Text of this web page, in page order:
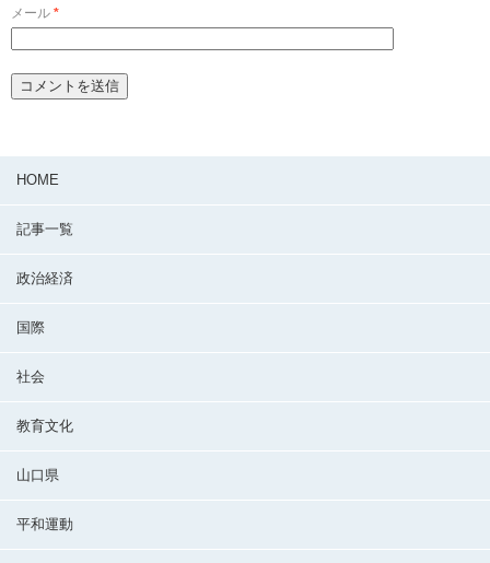
メール *
HOME
記事一覧
政治経済
国際
社会
教育文化
山口県
平和運動